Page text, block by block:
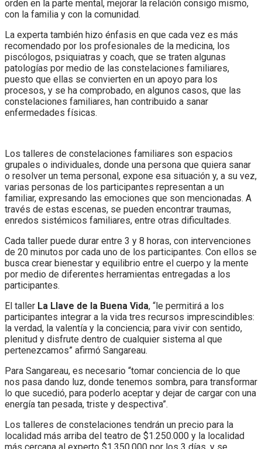
orden en la parte mental, mejorar la relación consigo mismo,
con la familia y con la comunidad.
La experta también hizo énfasis en que cada vez es más
recomendado por los profesionales de la medicina, los
piscólogos, psiquiatras y coach, que se traten algunas
patologías por medio de las constelaciones familiares,
puesto que ellas se convierten en un apoyo para los
procesos, y se ha comprobado, en algunos casos, que las
constelaciones familiares, han contribuido a sanar
enfermedades físicas.
Los talleres de constelaciones familiares son espacios
grupales o individuales, donde una persona que quiera sanar
o resolver un tema personal, expone esa situación y, a su vez,
varias personas de los participantes representan a un
familiar, expresando las emociones que son mencionadas. A
través de estas escenas, se pueden encontrar traumas,
enredos sistémicos familiares, entre otras dificultades.
Cada taller puede durar entre 3 y 8 horas, con intervenciones
de 20 minutos por cada uno de los participantes. Con ellos se
busca crear bienestar y equilibrio entre el cuerpo y la mente
por medio de diferentes herramientas entregadas a los
participantes.
El taller La Llave de la Buena Vida, “le permitirá a los
participantes integrar a la vida tres recursos imprescindibles:
la verdad, la valentía y la conciencia; para vivir con sentido,
plenitud y disfrute dentro de cualquier sistema al que
pertenezcamos” afirmó Sangareau.
Para Sangareau, es necesario “tomar conciencia de lo que
nos pasa dando luz, donde tenemos sombra, para transformar
lo que sucedió, para poderlo aceptar y dejar de cargar con una
energía tan pesada, triste y despectiva”.
Los talleres de constelaciones tendrán un precio para la
localidad más arriba del teatro de $1.250.000 y la localidad